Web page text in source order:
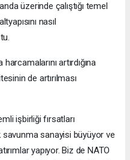
üzerinde çalıştığı temel
nasıl
artırdığına
de artırılması
işbirliği fırsatları
sanayisi büyüyor ve
yapıyor. Biz de NATO